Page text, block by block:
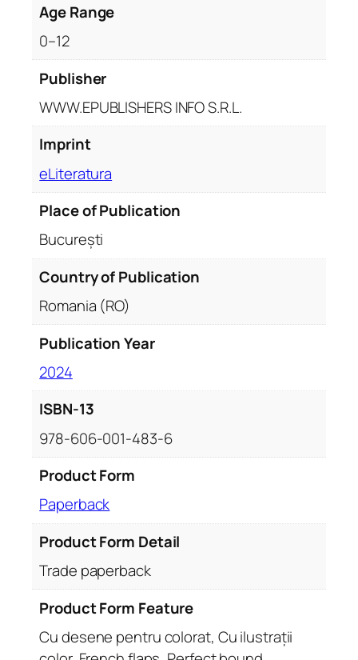
Age Range
0–12
Publisher
WWW.EPUBLISHERS INFO S.R.L.
Imprint
eLiteratura
Place of Publication
București
Country of Publication
Romania (RO)
Publication Year
2024
ISBN-13
978-606-001-483-6
Product Form
Paperback
Product Form Detail
Trade paperback
Product Form Feature
Cu desene pentru colorat, Cu ilustrații